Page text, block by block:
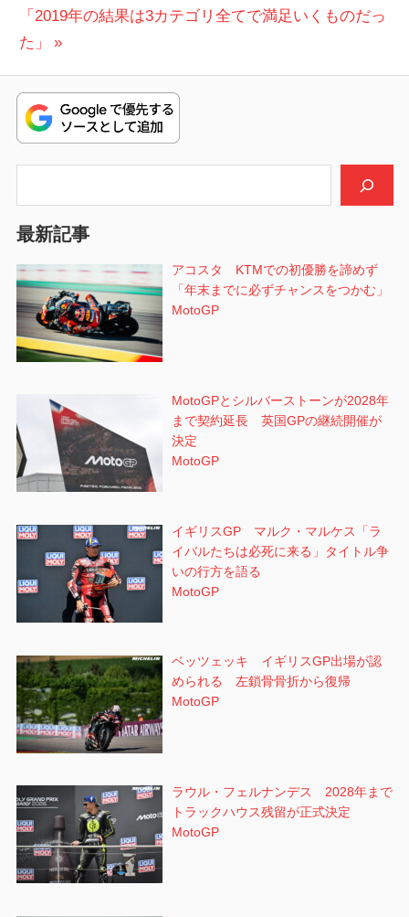
ビ
ゲ
ー
シ
ョ
ン
の
投
「2019年の結果は3カテゴリ全てで満足いくものだっ
た」
最新記事
アコスタ KTMでの初優勝を諦めず
「年末までに必ずチャンスをつかむ」
MotoGP
MotoGPとシルバーストーンが2028年
まで契約延長 英国GPの継続開催が
決定
MotoGP
イギリスGP マルク・マルケス「ラ
イバルたちは必死に来る」タイトル争
いの行方を語る
MotoGP
ベッツェッキ イギリスGP出場が認
められる 左鎖骨骨折から復帰
MotoGP
ラウル・フェルナンデス 2028年まで
トラックハウス残留が正式決定
MotoGP